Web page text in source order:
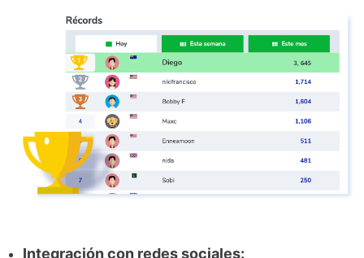
Integración con redes sociales: